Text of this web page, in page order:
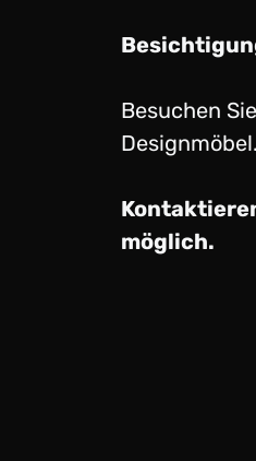
Besuchen
möglich.